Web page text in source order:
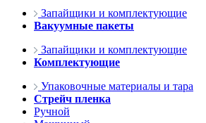
Запайщики и комплектующие
Вакуумные пакеты
Запайщики и комплектующие
Комплектующие
Упаковочные материалы и тара
Стрейч пленка
Ручной